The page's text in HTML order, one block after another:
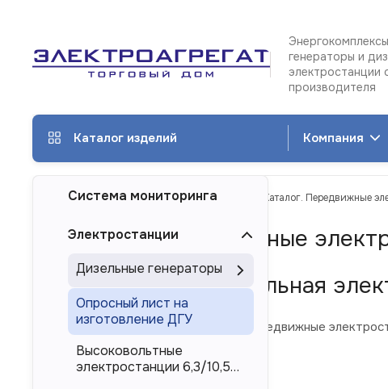
генераторы и
электростанции
производителя
Каталог изделий Компания
ТД Электроагрегат Каталог изделий Каталог. Передвижные
Каталог. Передвижные
Передвижная дизельная
В каталоге ниже представлены передвижные
Торговая марка ЭТРО
Система мониторинга
Электростанции
Дизельные генераторы
Опросный лист на
изготовление ДГУ
Высоковольтные
электростанции 6,3/10,5